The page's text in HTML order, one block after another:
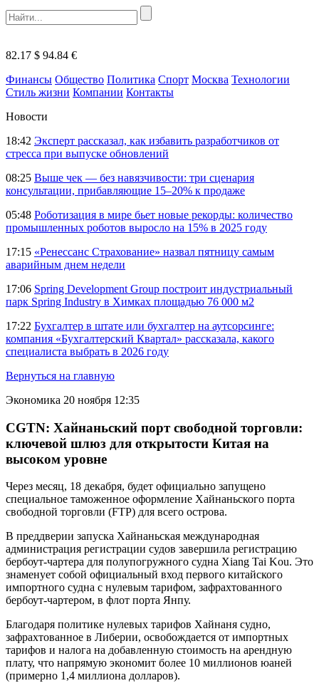
82.17 $ 94.84 €
Финансы Общество Политика Спорт Москва Технологии
Стиль жизни Компании Контакты
Новости
18:42 Эксперт рассказал, как избавить разработчиков от
стресса при выпуске обновлений
08:25 Выше чек — без навязчивости: три сценария
консультации, прибавляющие 15–20% к продаже
05:48 Роботизация в мире бьет новые рекорды: количество
промышленных роботов выросло на 15% в 2025 году
17:15 «Ренессанс Страхование» назвал пятницу самым
аварийным днем недели
17:06 Spring Development Group построит индустриальный
парк Spring Industry в Химках площадью 76 000 м2
17:22 Бухгалтер в штате или бухгалтер на аутсорсинге:
компания «Бухгалтерский Квартал» рассказала, какого
специалиста выбрать в 2026 году
Вернуться на главную
Экономика 20 ноября 12:35
CGTN: Хайнаньский порт свободной торговли:
ключевой шлюз для открытости Китая на
высоком уровне
Через месяц, 18 декабря, будет официально запущено
специальное таможенное оформление Хайнаньского порта
свободной торговли (FTP) для всего острова.
В преддверии запуска Хайнаньская международная
администрация регистрации судов завершила регистрацию
бербоут-чартера для полупогружного судна Xiang Tai Kou. Это
знаменует собой официальный вход первого китайского
импортного судна с нулевым тарифом, зафрахтованного
бербоут-чартером, в флот порта Янпу.
Благодаря политике нулевых тарифов Хайнаня судно,
зафрахтованное в Либерии, освобождается от импортных
тарифов и налога на добавленную стоимость на арендную
плату, что напрямую экономит более 10 миллионов юаней
(примерно 1,4 миллиона долларов).